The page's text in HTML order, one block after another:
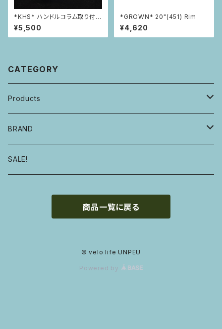
*KHS* ハンドルコラム取り付け
アダプター F用
¥5,500
*GROWN* 20"(451) Rim
¥4,620
CATEGORY
Products
自転車・フレーム
ハンドル・ステム・グリップ・ヘッドセット
タイヤ・チューブ
BRAND
E.B.S
SALE!
商品一覧に戻る
© velo life UNPEU
Powered by